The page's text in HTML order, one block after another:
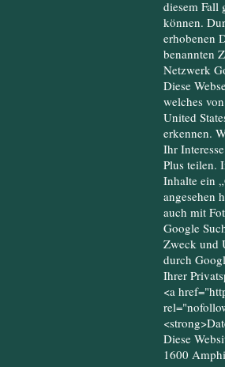
diesem Fall
können.
erhobenen
benannten
Netzwerk
Diese
welches
United
erkennen.
Ihr
Plus teilen.
Inhalte ein
angesehen
auch mit
Google
Zweck und
durch
Ihrer
<a
Diese
1600